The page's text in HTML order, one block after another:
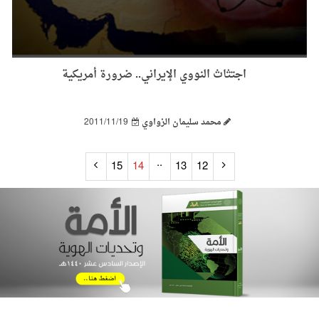
اجتثاث النووي الإيراني.. ضرورة أمريكية
محمد سليمان الزواوي 2011/11/19
12
13
..
14
15